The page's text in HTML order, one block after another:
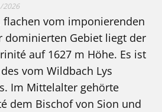
2026
vom imponierenden
dominierten Gebiet liegt der
auf 1627 m Höhe. Es ist
vom Wildbach Lys
Im Mittelalter gehörte
dem Bischof von Sion und